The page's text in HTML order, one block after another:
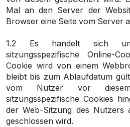
Mal an den Server der
Browser eine Seite vom Server
1.2 Es handelt sich
sitzungsspezifische Online-
Cookie wird von einem
bleibt bis zum Ablaufdatum
vom Nutzer vor
sitzungsspezifische Cookies
der Web-Sitzung des
geschlossen wird.